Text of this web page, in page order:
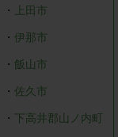
・ 上田市
・ 伊那市
・ 飯山市
・ 佐久市
・ 下高井郡山ノ内町